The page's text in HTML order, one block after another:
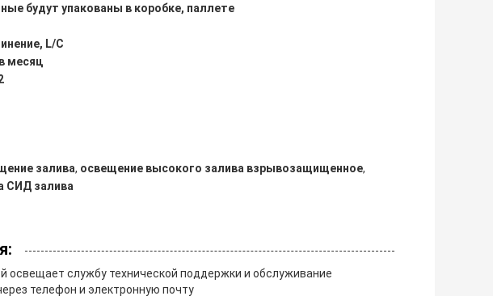
будут упакованы в коробке, паллете
L/C
месяц
залива, освещение высокого залива взрывозащищенное,
СИД залива
службу технической поддержки и обслуживание
телефон и электронную почту